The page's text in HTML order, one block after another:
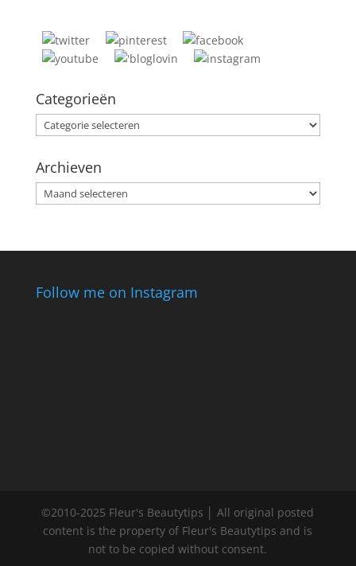
Categorieën
Categorieën
Archieven
Archieven
Follow me on Instagram
©2010-2025 Fleur's Beautytips │ All original posted
content is the property of Fleur's Beautytips and is
not to be copied without consent.